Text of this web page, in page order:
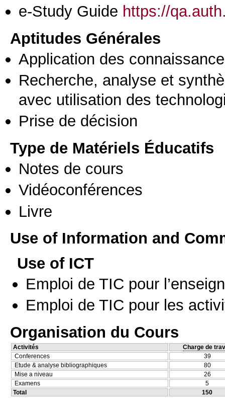
e-Study Guide https://
Aptitudes Générales
Application des
Recherche, analyse et
avec utilisation des
Prise de décision
Type de Matériels Éducatifs
Notes de cours
Vidéoconférences
Livre
Use of Information and
Use of ICT
Emploi de TIC pour
Emploi de TIC pour les
Organisation du Cours
Activités
Charge de
Conferences
39
Etude & analyse bibliographiques
80
Mise a niveau
26
Examens
5
Total
150